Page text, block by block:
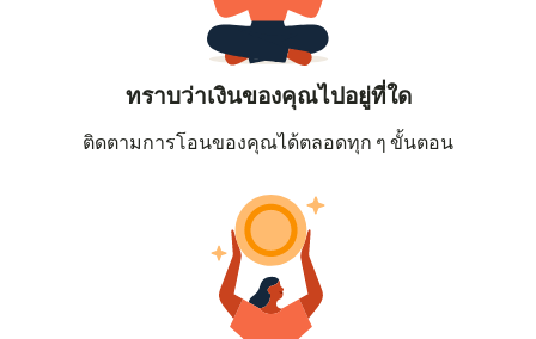
ทราบว่าเงินของคุณไปอยู่ที่ใด
ติดตามการโอนของคุณได้ตลอดทุก ๆ ขั้นตอน